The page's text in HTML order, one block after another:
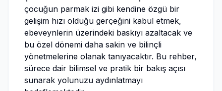
çocuğun parmak izi gibi kendine özgü bir
gelişim hızı olduğu gerçeğini kabul etmek,
ebeveynlerin üzerindeki baskıyı azaltacak ve
bu özel dönemi daha sakin ve bilinçli
yönetmelerine olanak tanıyacaktır. Bu rehber,
sürece dair bilimsel ve pratik bir bakış açısı
sunarak yolunuzu aydınlatmayı